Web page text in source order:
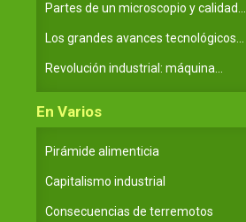
Partes de un microscopio y calidad...
Los grandes avances tecnológicos...
Revolución industrial: máquina...
En Varios
Pirámide alimenticia
Capitalismo industrial
Consecuencias de terremotos